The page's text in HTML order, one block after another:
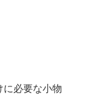
必要な小物